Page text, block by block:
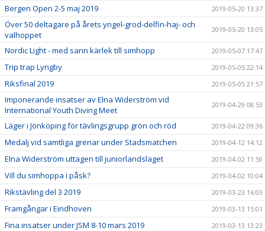
Bergen Open 2-5 maj 2019 2019-05-20 13:37
Över 50 deltagare på årets yngel-grod-delfin-haj- och
valhoppet
2019-05-20 13:05
Nordic Light - med sann kärlek till simhopp 2019-05-07 17:47
Trip trap Lyngby 2019-05-05 22:14
Riksfinal 2019 2019-05-05 21:57
Imponerande insatser av Elna Widerström vid
International Youth Diving Meet
2019-04-29 08:53
Läger i Jönköping för tävlingsgrupp grön och röd 2019-04-22 09:36
Medalj vid samtliga grenar under Stadsmatchen 2019-04-12 14:12
Elna Widerström uttagen till juniorlandslaget 2019-04-02 11:50
Vill du simhoppa i påsk? 2019-04-02 10:04
Rikstävling del 3 2019 2019-03-23 16:03
Framgångar i Eindhoven 2019-03-13 15:01
Fina insatser under JSM 8-10 mars 2019 2019-03-13 13:23